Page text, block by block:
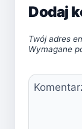
Dodaj
Twój adres
Wymagane